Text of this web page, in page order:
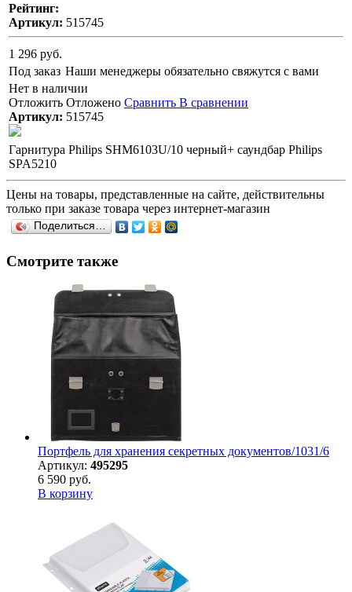
Рейтинг:
Артикул: 515745
1 296 руб.
Под заказ Наши менеджеры обязательно свяжутся с вами
Нет в наличии
Отложить Отложено Сравнить В сравнении
Артикул: 515745
Гарнитура Philips SHM6103U/10 черный+ саундбар Philips
SPA5210
Цены на товары, представленные на сайте, действительны
только при заказе товара через интернет-магазин
Поделиться…
Смотрите также
Портфель для хранения секретных документов/1031/6
Артикул: 495295
6 590 руб.
В корзину